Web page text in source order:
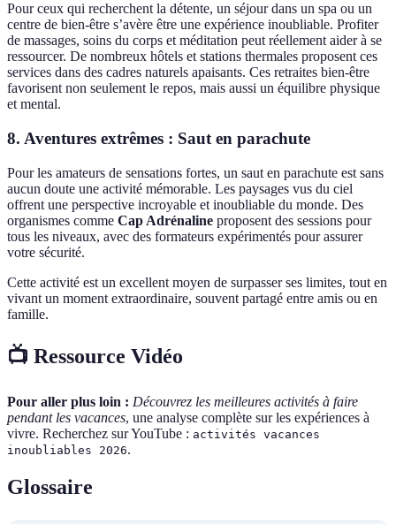
Pour ceux qui recherchent la détente, un séjour dans un spa ou un
centre de bien-être s’avère être une expérience inoubliable. Profiter
de massages, soins du corps et méditation peut réellement aider à se
ressourcer. De nombreux hôtels et stations thermales proposent ces
services dans des cadres naturels apaisants. Ces retraites bien-être
favorisent non seulement le repos, mais aussi un équilibre physique
et mental.
8. Aventures extrêmes : Saut en parachute
Pour les amateurs de sensations fortes, un saut en parachute est sans
aucun doute une activité mémorable. Les paysages vus du ciel
offrent une perspective incroyable et inoubliable du monde. Des
organismes comme Cap Adrénaline proposent des sessions pour
tous les niveaux, avec des formateurs expérimentés pour assurer
votre sécurité.
Cette activité est un excellent moyen de surpasser ses limites, tout en
vivant un moment extraordinaire, souvent partagé entre amis ou en
famille.
📺 Ressource Vidéo
Pour aller plus loin : Découvrez les meilleures activités à faire
pendant les vacances, une analyse complète sur les expériences à
vivre. Recherchez sur YouTube : activités vacances
inoubliables 2026.
Glossaire